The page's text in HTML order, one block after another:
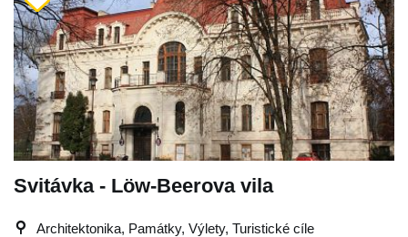
Svitávka - Löw-Beerova vila
Architektonika, Památky, Výlety, Turistické cíle